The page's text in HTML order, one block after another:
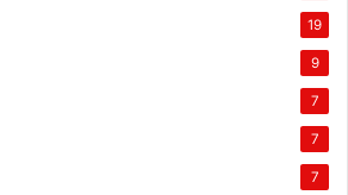
19
9
7
7
7